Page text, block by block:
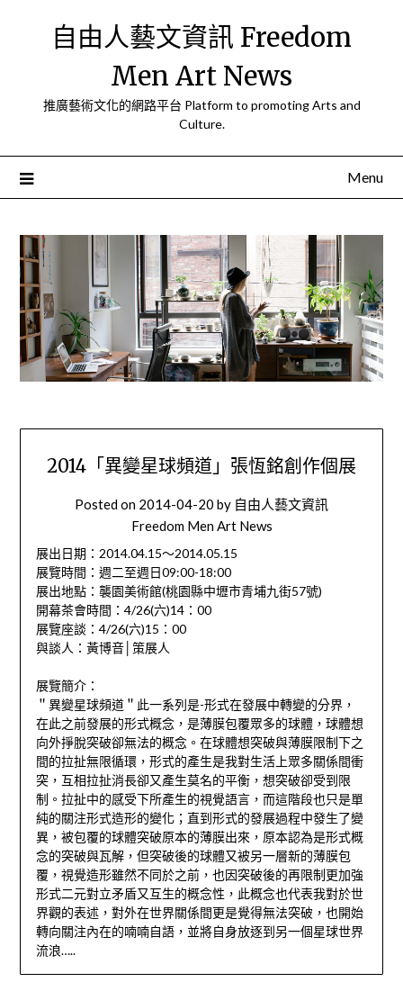
自由人藝文資訊 Freedom
Men Art News
推廣藝術文化的網路平台 Platform to promoting Arts and
Culture.
Menu
2014「異變星球頻道」張恆銘創作個展
Posted on 2014-04-20 by 自由人藝文資訊
Freedom Men Art News
展出日期：2014.04.15～2014.05.15
展覽時間：週二至週日09:00-18:00
展出地點：襲園美術館(桃園縣中壢市青埔九街57號)
開幕茶會時間：4/26(六)14：00
展覽座談：4/26(六)15：00
與談人：黃博音│策展人
展覽簡介：
＂異變星球頻道＂此一系列是-形式在發展中轉變的分界，
在此之前發展的形式概念，是薄膜包覆眾多的球體，球體想
向外掙脫突破卻無法的概念。在球體想突破與薄膜限制下之
間的拉扯無限循環，形式的產生是我對生活上眾多關係間衝
突，互相拉扯消長卻又產生莫名的平衡，想突破卻受到限
制。拉扯中的感受下所產生的視覺語言，而這階段也只是單
純的關注形式造形的變化；直到形式的發展過程中發生了變
異，被包覆的球體突破原本的薄膜出來，原本認為是形式概
念的突破與瓦解，但突破後的球體又被另一層新的薄膜包
覆，視覺造形雖然不同於之前，也因突破後的再限制更加強
形式二元對立矛盾又互生的概念性，此概念也代表我對於世
界觀的表述，對外在世界關係間更是覺得無法突破，也開始
轉向關注內在的喃喃自語，並將自身放逐到另一個星球世界
流浪…..